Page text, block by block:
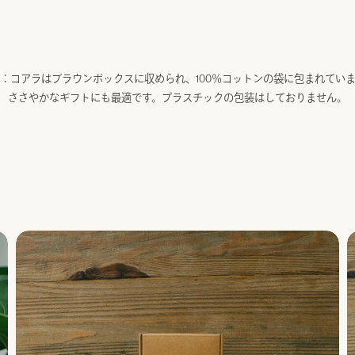
コアラはブラウンボックスに収められ、100％コットンの袋に包まれてい
ささやかなギフトにも最適です。プラスチックの包装はしておりません。